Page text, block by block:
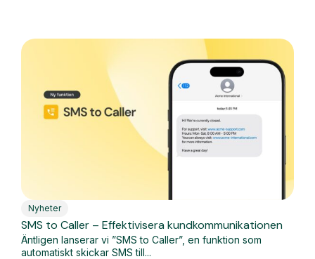
Nyheter
SMS to Caller – Effektivisera kundkommunikationen
Äntligen lanserar vi ”SMS to Caller”, en funktion som
automatiskt skickar SMS till...